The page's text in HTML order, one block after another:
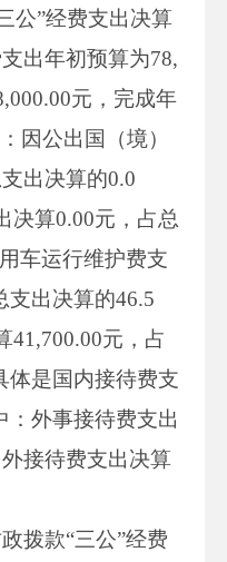
公”经费支出决算
出年初预算为78,
元，完成年
因公出国（境）
出决算的0.0
决算0.00元，占总
车运行维护费支
支出决算的46.5
41,700.00元，占
体是国内接待费支
：外事接待费支出
接待费支出决算
拨款“三公”经费